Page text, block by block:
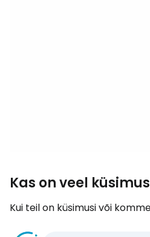
Kas on veel
Kui teil on küsimusi või